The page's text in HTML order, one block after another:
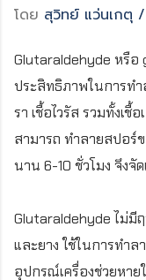
โดย สุวิทย์ แว่นเกตุ
Glutaraldehyde หรือ
ประสิทธิภาพในการทำ
รา เชื้อไวรัส รวมทั้งเชื้
สามารถ ทำลายสปอร์
นาน 6-10 ชั่วโมง จึงจั
Glutaraldehyde ไม่มี
และยาง ใช้ในการทำ
อุปกรณ์เครื่องช่วยหา